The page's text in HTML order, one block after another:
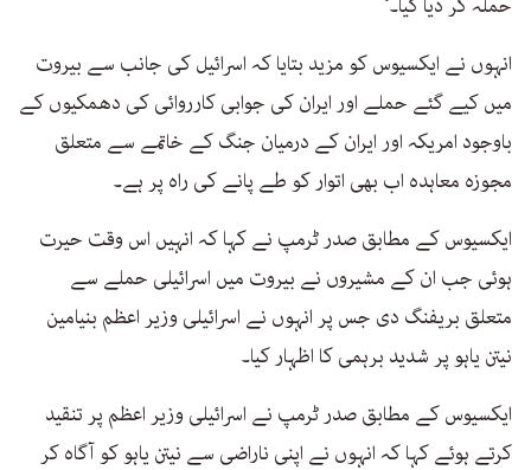
انہوں نے ایکسیوس کو مزید بتایا کہ اسرائیل کی جانب سے بیروت
میں کیے گئے حملے اور ایران کی جوابی کارروائی کی دھمکیوں کے
باوجود امریکہ اور ایران کے درمیان جنگ کے خاتمے سے متعلق
مجوزہ معاہدہ اب بھی اتوار کو طے پانے کی راہ پر ہے۔
ایکسیوس کے مطابق صدر ٹرمپ نے کہا کہ انہیں اس وقت حیرت
ہوئی جب ان کے مشیروں نے بیروت میں اسرائیلی حملے سے
متعلق بریفنگ دی جس پر انہوں نے اسرائیلی وزیر اعظم بنیامین
نیتن یاہو پر شدید برہمی کا اظہار کیا۔
ایکسیوس کے مطابق صدر ٹرمپ نے اسرائیلی وزیر اعظم پر تنقید
کرتے ہوئے کہا کہ انہوں نے اپنی ناراضی سے نیتن یاہو کو آگاہ کر